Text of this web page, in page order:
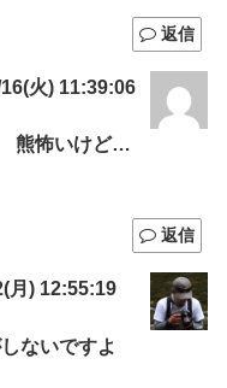
返信
火) 11:39:06
熊怖いけど…
返信
月) 12:55:19
ないですよ